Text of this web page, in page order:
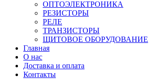
ОПТОЭЛЕКТРОНИКА
РЕЗИСТОРЫ
РЕЛЕ
ТРАНЗИСТОРЫ
ЩИТОВОЕ ОБОРУДОВАНИЕ
Главная
О нас
Доставка и оплата
Контакты